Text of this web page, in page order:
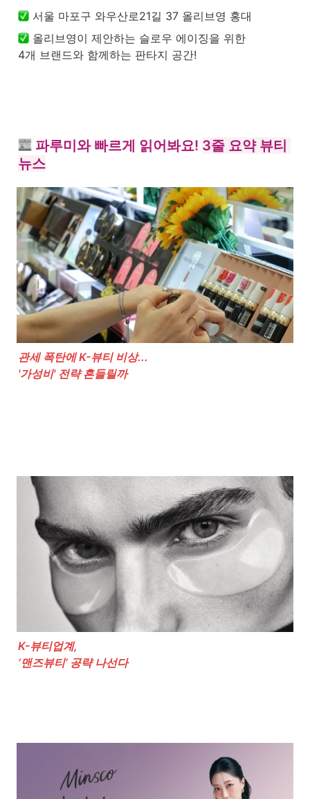
서울 마포구 와우산로21길 37 올리브영 홍대
올리브영이 제안하는 슬로우 에이징을 위한
4개 브랜드와 함께하는 판타지 공간!
파루미와 빠르게 읽어봐요! 3줄 요약 뷰티
뉴스
관세 폭탄에 K-뷰티 비상...
'가성비' 전략 흔들릴까
K-뷰티업계,
‘맨즈뷰티’ 공략 나선다